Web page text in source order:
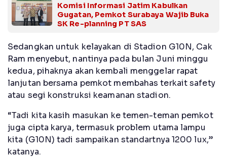
Komisi Informasi Jatim Kabulkan
Gugatan, Pemkot Surabaya Wajib Buka
SK Re-planning PT SAS
Sedangkan untuk kelayakan di Stadion G10N, Cak
Ram menyebut, nantinya pada bulan Juni minggu
kedua, pihaknya akan kembali menggelar rapat
lanjutan bersama pemkot membahas terkait safety
atau segi konstruksi keamanan stadion.
“Tadi kita kasih masukan ke temen-teman pemkot
juga cipta karya, termasuk problem utama lampu
kita (G10N) tadi sampaikan standartnya 1200 lux,”
katanya.